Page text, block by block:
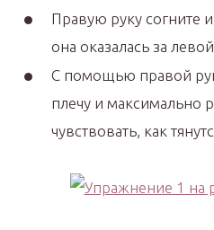
Правую руку согните
она оказалась за
С помощью правой
плечу и максимально
чувствовать, как